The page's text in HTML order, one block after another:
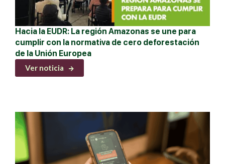
Hacia la EUDR: La región Amazonas se une para
cumplir con la normativa de cero deforestación
de la Unión Europea
Ver noticia